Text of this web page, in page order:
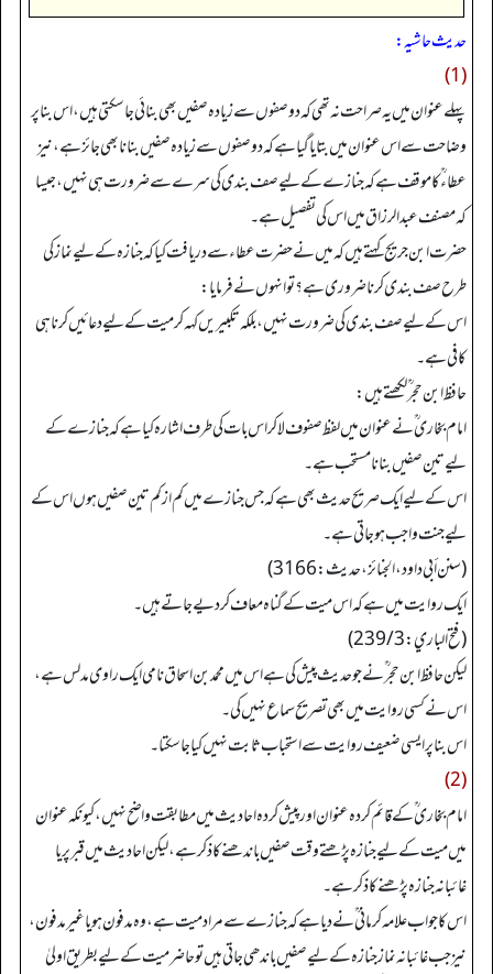
حدیث حاشیہ:
(1)
پہلے عنوان میں یہ صراحت نہ تھی کہ دو صفوں سے زیادہ صفیں بھی بنائی جا سکتی ہیں، اس بنا پر
وضاحت سے اس عنوان میں بتایا گیا ہے کہ دو صفوں سے زیادہ صفیں بنانا بھی جائز ہے، نیز
عطاء ؒ کا موقف ہے کہ جنازے کے لیے صف بندی کی سرے سے ضرورت ہی نہیں، جیسا
کہ مصنف عبدالرزاق میں اس کی تفصیل ہے۔
حضرت ابن جریج کہتے ہیں کہ میں نے حضرت عطاء سے دریافت کیا کہ جنازہ کے لیے نماز کی
طرح صف بندی کرنا ضروری ہے؟ تو انہوں نے فرمایا:
اس کے لیے صف بندی کی ضرورت نہیں، بلکہ تکبیریں کہہ کر میت کے لیے دعائیں کرنا ہی
کافی ہے۔
حافظ ابن حجر ؒ لکھتے ہیں:
امام بخاری ؒ نے عنوان میں لفظ صفوف لا کر اس بات کی طرف اشارہ کیا ہے کہ جنازے کے
لیے تین صفیں بنانا مستحب ہے۔
اس کے لیے ایک صریح حدیث بھی ہے کہ جس جنازے میں کم از کم تین صفیں ہوں اس کے
لیے جنت واجب ہو جاتی ہے۔
(سنن أبي داود، الجنائز، حدیث: 3166)
ایک روایت میں ہے کہ اس میت کے گناہ معاف کر دیے جاتے ہیں۔
(فتح الباري: 239/3)
لیکن حافظ ابن حجر ؒ نے جو حدیث پیش کی ہے اس میں محمد بن اسحاق نامی ایک راوی مدلس ہے،
اس نے کسی روایت میں بھی تصریح سماع نہیں کی۔
اس بنا پر ایسی ضعیف روایت سے استحباب ثابت نہیں کیا جا سکتا۔
(2)
امام بخاری ؒ کے قائم کردہ عنوان اور پیش کردہ احادیث میں مطابقت واضح نہیں، کیونکہ عنوان
میں میت کے لیے جنازہ پڑھتے وقت صفیں باندھنے کا ذکر ہے، لیکن احادیث میں قبر پر یا
غائبانہ جنازہ پڑھنے کا ذکر ہے۔
اس کا جواب علامہ کرمانی ؒ نے دیا ہے کہ جنازے سے مراد میت ہے، وہ مدفون ہو یا غیر مدفون،
نیز جب غائبانہ نماز جنازہ کے لیے صفیں باندھی جاتی ہیں تو حاضر میت کے لیے بطریق اولیٰ